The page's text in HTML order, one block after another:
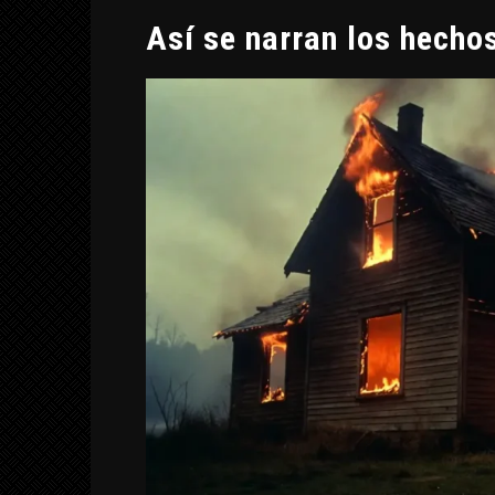
Así se narran los